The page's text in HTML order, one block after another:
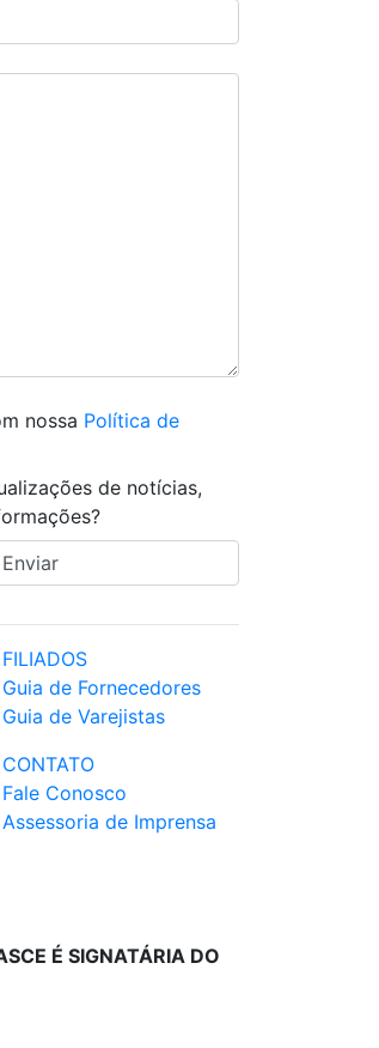
nossa Política de
de notícias,
FILIADOS
Guia de Fornecedores
Guia de Varejistas
CONTATO
Fale Conosco
Assessoria de Imprensa
É SIGNATÁRIA DO